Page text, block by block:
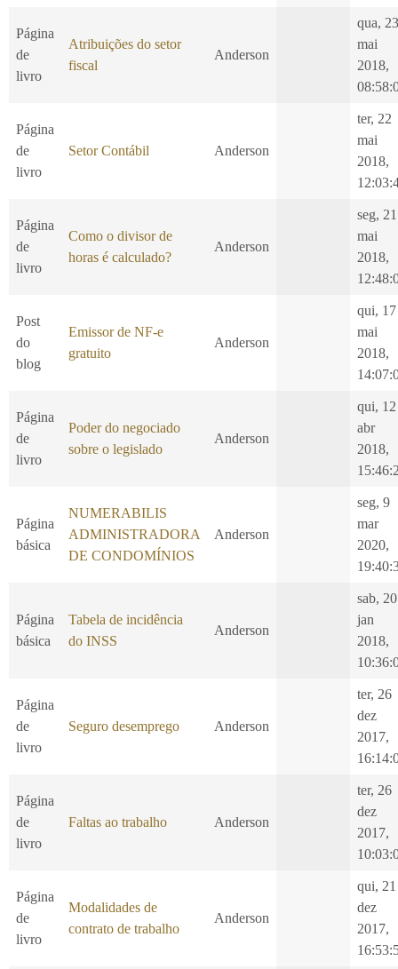
Página
de
livro
Atribuições do setor
fiscal
Anderson
qua, 23
mai
2018,
Página
de
livro
Setor Contábil Anderson
ter, 22
mai
2018,
Página
de
livro
Como o divisor de
horas é calculado?
Anderson
seg, 21
mai
2018,
Post
do
blog
Emissor de NF-e
gratuito
Anderson
qui, 17
mai
2018,
Página
de
livro
Poder do negociado
sobre o legislado
Anderson
qui, 12
abr
2018,
Página
básica
NUMERABILIS
ADMINISTRADORA
DE CONDOMÍNIOS
Anderson
seg, 9
mar
2020,
Página
básica
Tabela de incidência
do INSS
Anderson
sab, 20
jan
2018,
Página
de
livro
Seguro desemprego Anderson
ter, 26
dez
2017,
Página
de
livro
Faltas ao trabalho Anderson
ter, 26
dez
2017,
Página
de
livro
Modalidades de
contrato de trabalho
Anderson
qui, 21
dez
2017,